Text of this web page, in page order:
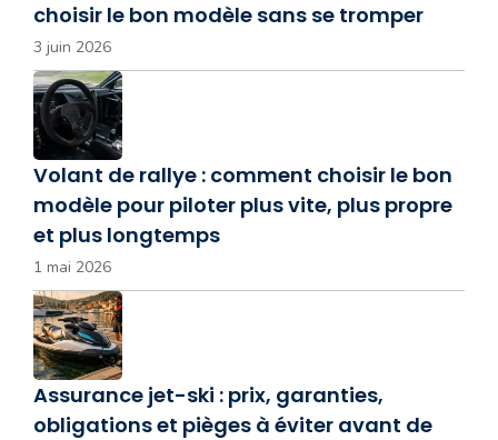
choisir le bon modèle sans se tromper
3 juin 2026
Volant de rallye : comment choisir le bon
modèle pour piloter plus vite, plus propre
et plus longtemps
1 mai 2026
Assurance jet-ski : prix, garanties,
obligations et pièges à éviter avant de